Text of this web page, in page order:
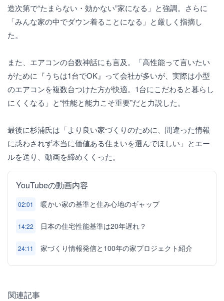
造次第で“たまらない・効かない”家になる」と強調。さらに
「みんな家の中でダウン着ることになる」と厳しく指摘し
た。
また、エアコンの台数神話にも言及。「高性能って言いたい
がために『うちは1台でOK』って会社が多いが、実際は小型
のエアコンを複数台つけた方が快適。1台にこだわると暮らし
にくくなる」と“性能と能力こそ重要”だと力説した。
最後に杉浦氏は「より良い家づくりのために、間違った情報
に惑わされず本当に価値ある住まいを選んでほしい」とエー
ルを送り、動画を締めくくった。
YouTubeの動画内容
02:01 暖かい家の基準と住み心地のギャップ
14:22 日本の住宅性能基準は20年遅れ？
24:11 家づくり情報発信と100年の家プロジェクト紹介
関連記事